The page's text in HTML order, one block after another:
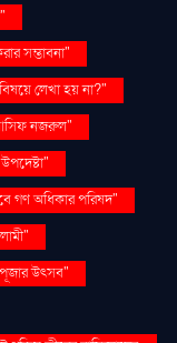
সম্ভাবনা"
লেখা হয় না?"
আসিফ নজরুল"
গণ অধিকার পরিষদ"
উৎসব"